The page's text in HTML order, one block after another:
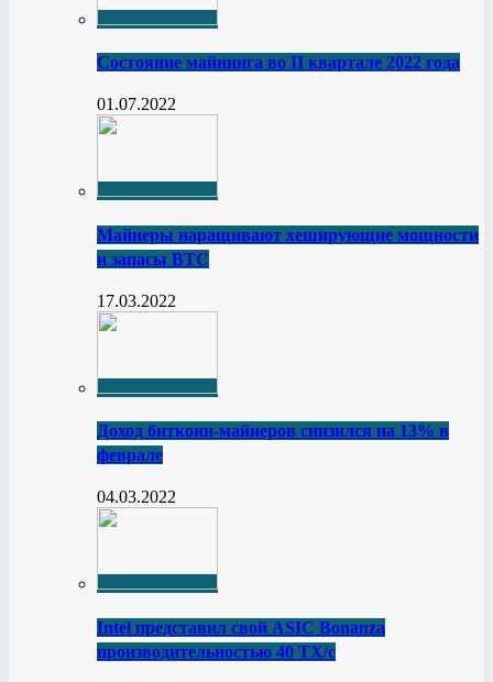
Состояние майнинга во II квартале 2022 года
01.07.2022
Майнеры наращивают хеширующие мощности
и запасы BTC
17.03.2022
Доход биткоин-майнеров снизился на 13% в
феврале
04.03.2022
Intel представил свой ASIC Bonanza
производительностью 40 ТХ/с